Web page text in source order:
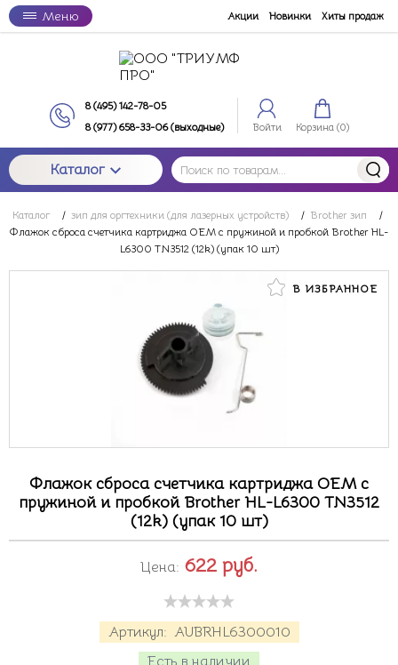
Меню Акции Новинки Хиты продаж
8 (495) 142-78-05
8 (977) 658-33-06 (выходные)
Войти Корзина (0)
Каталог
Каталог / зип для оргтехники (для лазерных устройств) / Brother зип
/
Флажок сброса счетчика картриджа OEM с пружиной и пробкой Brother HL-
L6300 TN3512 (12k) (упак 10 шт)
В ИЗБРАННОЕ
Флажок сброса счетчика картриджа OEM с
пружиной и пробкой Brother HL-L6300 TN3512
(12k) (упак 10 шт)
Артикул: AUBRHL6300010
Есть в наличии
Цена: 622 руб.